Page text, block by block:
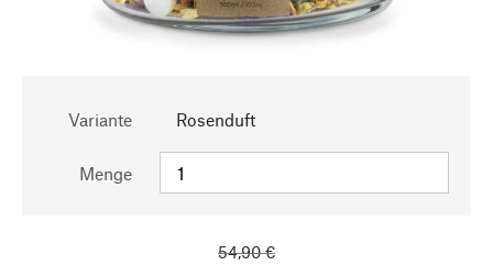
Variante Rosenduft
Menge
54,90 €